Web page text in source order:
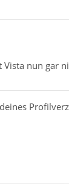
nun gar